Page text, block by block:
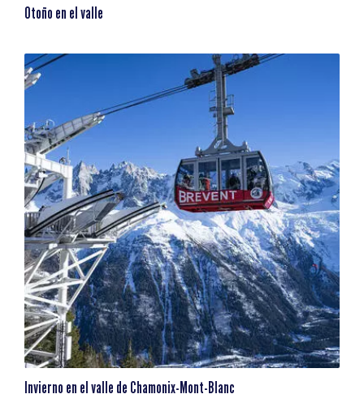
Otoño en el valle
Invierno en el valle de Chamonix-Mont-Blanc